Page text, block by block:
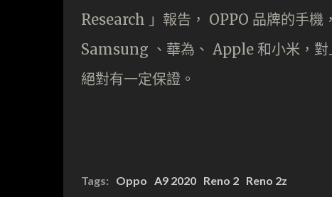
Research 」報告， OPPO 品牌的手
Samsung 、華為、 Apple 和小米，對
絕對有一定保證。
Tags: Oppo A9 2020 Reno 2 Reno 2z